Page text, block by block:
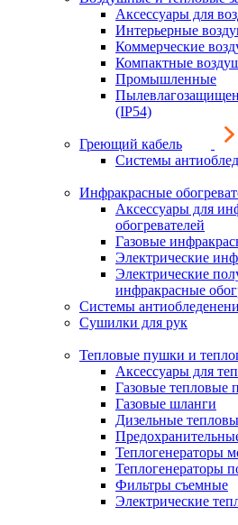
Аксессуары для
Интерьерные
Коммерческие
Компактные
Промышленные
(IP54)
Греющий кабель
Системы
Инфракрасные
Аксессуары для
обогревателей
Газовые
Электрические
Электрические
инфракрасные
Системы
Сушилки для рук
Тепловые пушки и
Аксессуары для
Газовые тепловые
Газовые шланги
Дизельные
Теплогенераторы
Теплогенераторы
Фильтры съемные
Электрические